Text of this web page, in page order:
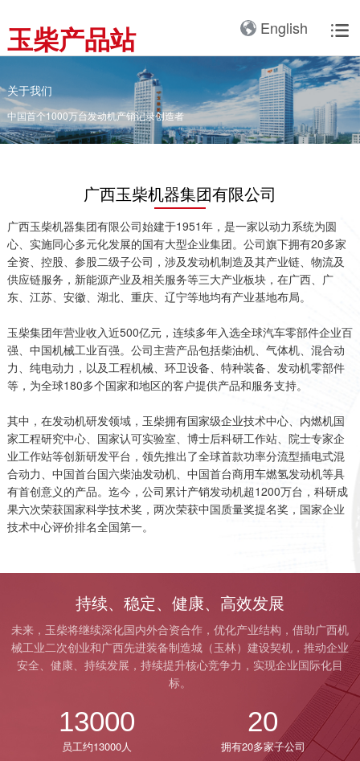
玉柴产品站 
English
产品与解决方案
卡车动力
客车动力
工程机械动力
农业装备动力
新能源动力
工业动力
整车
发电系统
产品3D展厅
全球服务支持
全球服务网络
服务理念
配件真伪查询
玉柴已在全球拥有完善服
务网络，在国内建立了
销售大区、18个通机大
区驻外销售大区、13个
船电驻外营销中心、5个
31个服务与后市场驻外
市场部、6400多家服务
站、6000多家配件销售
网点；在亚洲、美洲、非
洲、欧洲等地设立了21
个销售大区、8个船电驻
个服务网点
了解更多
获取更多帮助
联系我们
全球服务网络
海外服务网络
服务理念
服务政策
我们的公司
关于我们
研发实力
广西玉柴机器集团有限公
司始建于1951年，是一
家以动力系统为圆心、实
施同心多元化发展的国有
大型企业集团。公司旗下
拥有20多家全资、控
股、参股二级子公司，涉
及发动机制造及其产业
链、物流及供应链服务，
新能源产业及相关服务等
广东、江苏、安徽、湖
北、重庆、辽宁等地均有
产业基地布局。
了解更多
获取更多帮助
订购咨询
销售服务热线：
0775-3220350
+86 95098
关于我们
中国首个1000万台发动机产销记录创造者
广西玉柴机器集团有限公司
广西玉柴机器集团有限公司始建于1951年，是一家以动力系统为圆
心、实施同心多元化发展的国有大型企业集团。公司旗下拥有20多家
全资、控股、参股二级子公司，涉及发动机制造及其产业链、物流及
供应链服务，新能源产业及相关服务等三大产业板块，在广西、广
东、江苏、安徽、湖北、重庆、辽宁等地均有产业基地布局。
玉柴集团年营业收入近500亿元，连续多年入选全球汽车零部件企业百
强、中国机械工业百强。公司主营产品包括柴油机、气体机、混合动
力、纯电动力，以及工程机械、环卫设备、特种装备、发动机零部件
等，为全球180多个国家和地区的客户提供产品和服务支持。
其中，在发动机研发领域，玉柴拥有国家级企业技术中心、内燃机国
家工程研究中心、国家认可实验室、博士后科研工作站、院士专家企
业工作站等创新研发平台，领先推出了全球首款功率分流型插电式混
合动力、中国首台国六柴油发动机、中国首台商用车燃氢发动机等具
有首创意义的产品。迄今，公司累计产销发动机超1200万台，科研成
果六次荣获国家科学技术奖，两次荣获中国质量奖提名奖，国家企业
技术中心评价排名全国第一。
持续、稳定、健康、高效发展
未来，玉柴将继续深化国内外合资合作，优化产业结构，借助广西机
械工业二次创业和广西先进装备制造城（玉林）建设契机，推动企业
安全、健康、持续发展，持续提升核心竞争力，实现企业国际化目
标。
13000
员工约13000人
20
拥有20多家子公司